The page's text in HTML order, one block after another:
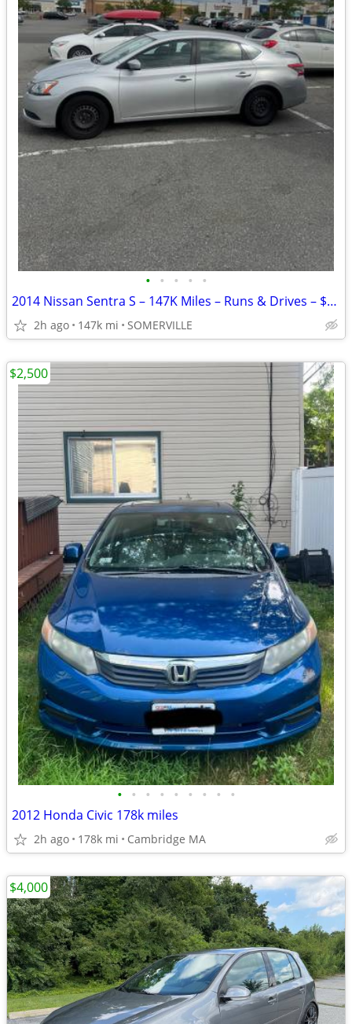
• • • • •
2014 Nissan Sentra S – 147K Miles – Runs & Drives – $1800
2h ago 147k mi SOMERVILLE
• • • • • • • • •
2012 Honda Civic 178k miles
2h ago 178k mi Cambridge MA
$2,500
$4,000